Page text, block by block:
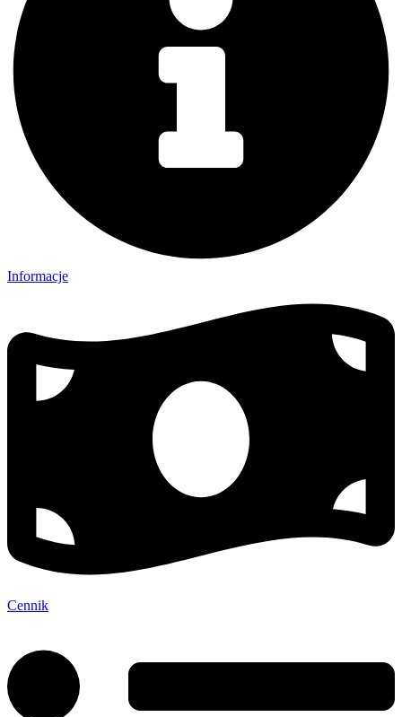
Informacje
Cennik